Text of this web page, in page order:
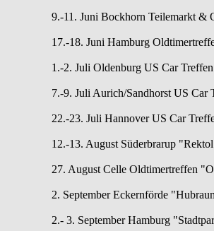
9.-11. Juni Bockhorn Teilemarkt &
17.-18. Juni Hamburg
1.-2. Juli Oldenburg US Car
7.-9. Juli Aurich/Sandhorst US Car
22.-23. Juli Hannover US Car
12.-13. August Süderbrarup
27. August Celle Oldtimertreffen
2. September Eckernförde
2.- 3. September Hamburg